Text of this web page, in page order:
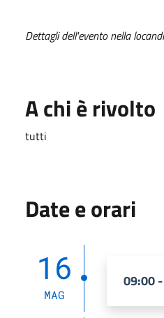
Dettagli dell'evento nella
A chi è rivolto
tutti
Date e orari
16
MAG
09:00